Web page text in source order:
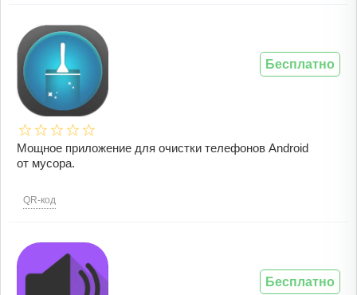
Мощное приложение для очистки телефонов Android
от мусора.
QR-код
Бесплатно
Бесплатно